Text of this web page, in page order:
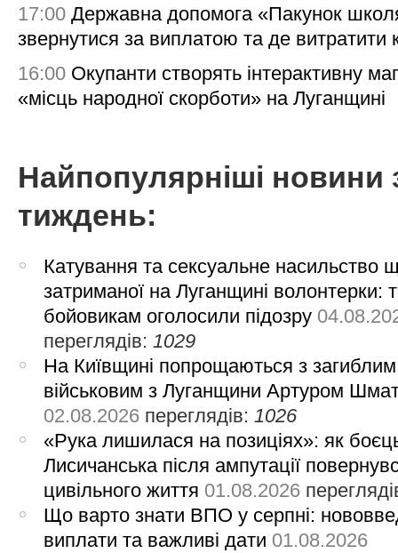
17:00 Державна допомога «Пакунок
звернутися за виплатою та де витратити
16:00 Окупанти створять інтерактивну
«місць народної скорботи» на Луганщині
Найпопулярніші новини
тиждень:
Катування та сексуальне насильство
затриманої на Луганщині волонтерки:
бойовикам оголосили підозру
переглядів:1029
На Київщині попрощаються з загиблим
військовим з Луганщини Артуром
02.08.2026 переглядів:1026
«Рука лишилася на позиціях»: як
Лисичанська після ампутації
цивільного життя 01.08.2026
Що варто знати ВПО у серпні:
виплати та важливі дати 01.08.2026